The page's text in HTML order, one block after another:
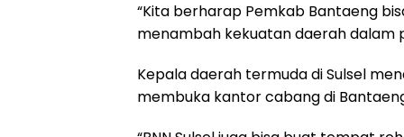
“Kita berharap Pemkab Bantaeng
menambah kekuatan daerah dalam
Kepala daerah termuda di Sulsel
membuka kantor cabang di